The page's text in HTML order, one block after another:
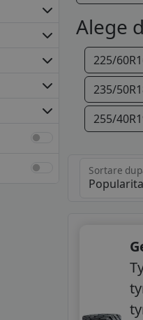
Alege
225/
235/
255/
Sortare